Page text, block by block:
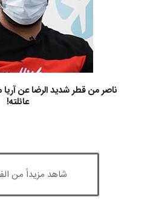
ناصر من قطر شديد الرضا عن آريا
عائلته!
شاهد مزيداً من